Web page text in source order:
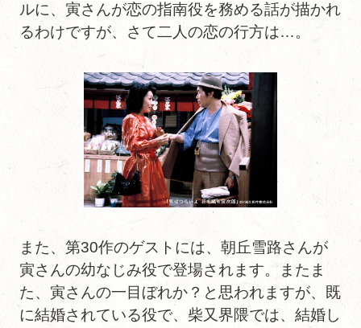
ルに、寅さんが恋の指南役を務める話が描かれ
るわけですが、さて二人の恋の行方は…。
また、第30作のゲストには、朝丘雪路さんが
寅さんの幼なじみ役で登場されます。またま
た、寅さんの一目ぼれか？と思われますが、既
に結婚されている役で、柴又界隈では、結婚し